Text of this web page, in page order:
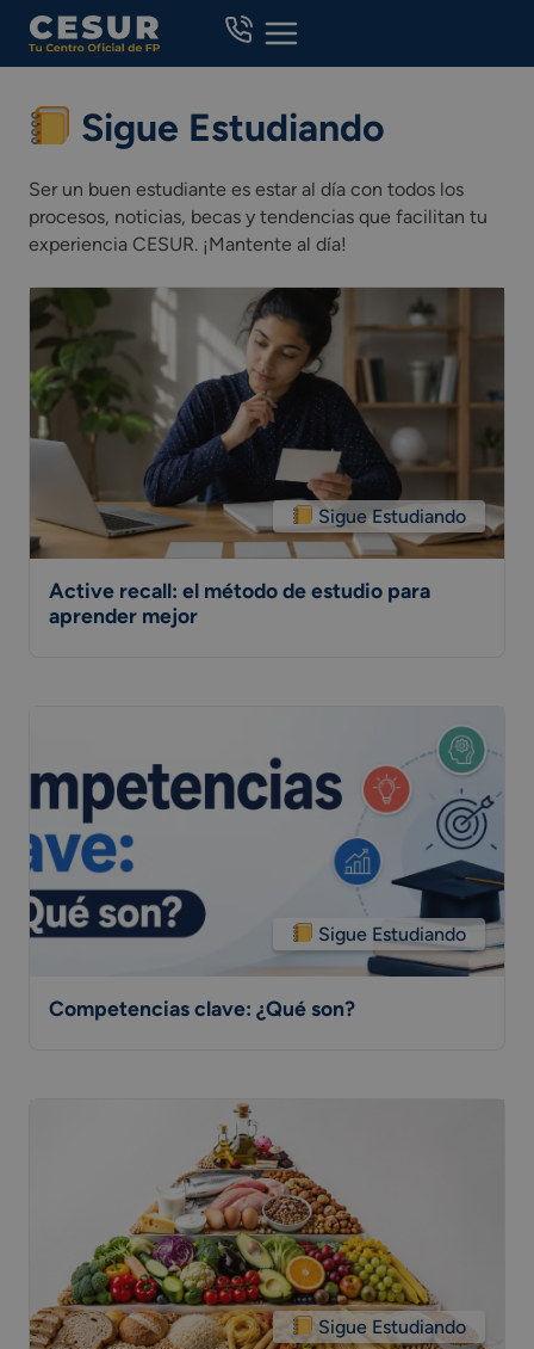
Skip
content
Sigue Estudiando
Ser un buen estudiante es estar al día con todos los
procesos, noticias, becas y tendencias que facilitan tu
experiencia CESUR. ¡Mantente al día!
Sigue Estudiando
Active recall: el método de estudio para
aprender mejor
Sigue Estudiando
Competencias clave: ¿Qué son?
Sigue Estudiando